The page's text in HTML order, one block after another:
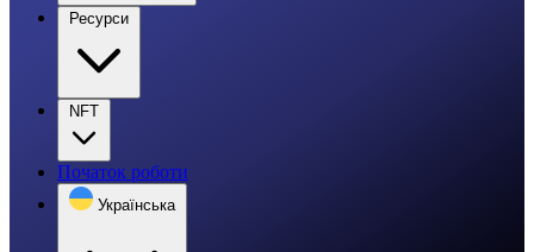
Ресурси
NFT
Початок роботи
Українська